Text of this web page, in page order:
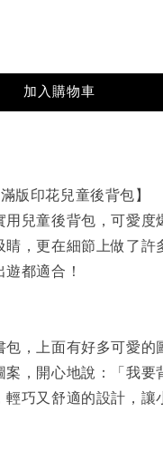
加入購物車
版印花兒童後背包】
兒童後背包，可愛度
，更在細節上做了許
都適合！
包，上面有好多可愛
，開心地說：「我要
巧又舒適的設計，讓